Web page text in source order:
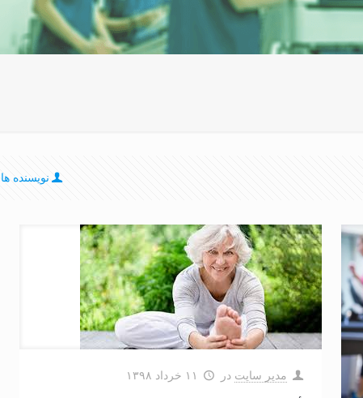
نویسنده ها
مدیر سایت در ۱۱ خرداد ۱۳۹۸